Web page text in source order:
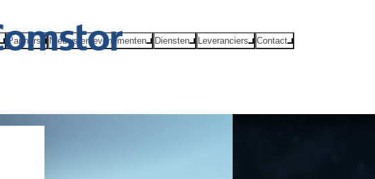
Partners Nieuws en evenementen Diensten Leveranciers Contact